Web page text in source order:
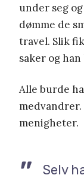
under seg
dømme de
travel. Slik
saker og
Alle burde
medvandrer.
menigheter.
Selv